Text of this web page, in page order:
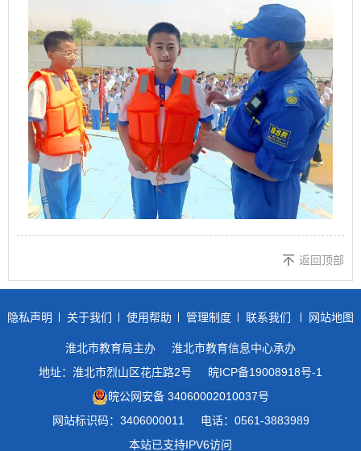
返回顶部
隐私声明 关于我们 使用帮助 管理制度 联系我们 网站地图
淮北市教育局主办
淮北市教育信息中心承办
地址：淮北市烈山区花庄路2号
皖ICP备19008918号-1
皖公网安备 34060002010037号
网站标识码：3406000011
电话：0561-3883989
本站已支持IPV6访问